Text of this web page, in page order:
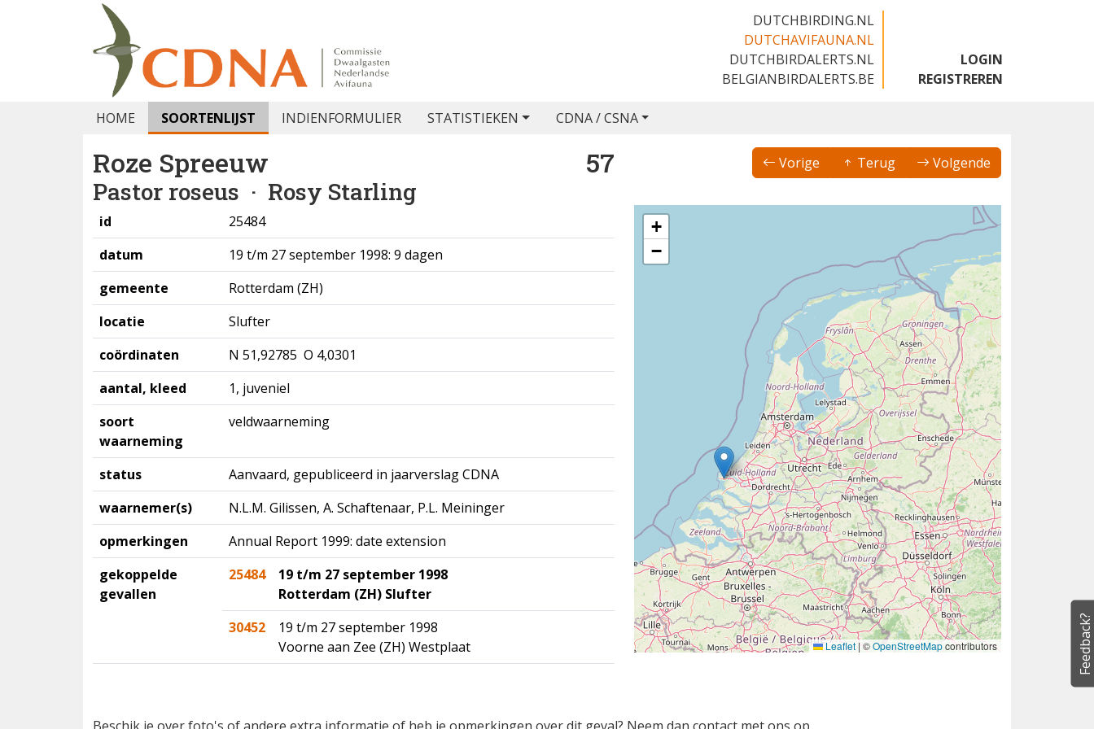
DUTCHBIRDING.NL
DUTCHAVIFAUNA.NL
DUTCHBIRDALERTS.NL
BELGIANBIRDALERTS.BE
LOGIN
REGISTREREN
HOME SOORTENLIJST INDIENFORMULIER STATISTIEKEN CDNA / CSNA
Roze Spreeuw 57
Pastor roseus · Rosy Starling
Vorige Terug Volgende
id
25484
datum
19 t/m 27 september 1998: 9 dagen
gemeente
Rotterdam (ZH)
locatie
Slufter
coördinaten
N 51,92785 O 4,0301
aantal, kleed
1, juveniel
soort
waarneming
veldwaarneming
status
Aanvaard, gepubliceerd in jaarverslag CDNA
waarnemer(s)
N.L.M. Gilissen, A. Schaftenaar, P.L. Meininger
opmerkingen
Annual Report 1999: date extension
gekoppelde
gevallen
25484
19 t/m 27 september 1998
Rotterdam (ZH) Slufter
30452
19 t/m 27 september 1998
Voorne aan Zee (ZH) Westplaat
+
−
Leaflet |©OpenStreetMapcontributors Feedback?